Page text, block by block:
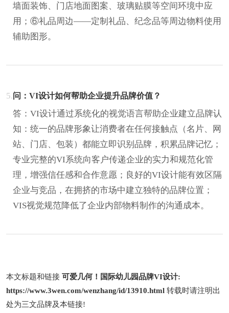
墙面装饰、门店地面图案、玻璃贴膜等空间环境中应
用；⑥礼品周边——定制礼品、纪念品等周边物料使用
辅助图形。
5.问：VI设计如何帮助企业提升品牌价值？
答：VI设计通过系统化的视觉语言帮助企业建立品牌认
知：统一的品牌形象让消费者在任何接触点（名片、网
站、门店、包装）都能立即识别品牌，积累品牌记忆；
专业完整的VI系统向客户传递企业的实力和规范化管
理，增强信任感和合作意愿；良好的VI设计能有效区隔
企业与竞品，在拥挤的市场中建立独特的品牌位置；
VIS视觉规范降低了企业内部物料制作的沟通成本。
本文标题和链接 可爱几何！国际幼儿园品牌VI设计:
https://www.3wen.com/wenzhang/id/13910.html 转载时请注明出
处为三文品牌及本链接!